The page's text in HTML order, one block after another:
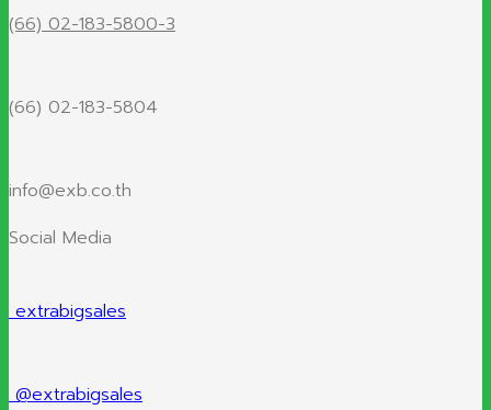
(66) 02-183-5800-3
(66) 02-183-5804
info@exb.co.th
Social Media
extrabigsales
@extrabigsales